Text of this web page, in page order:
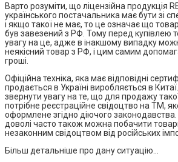
Варто розуміти, що ліцензійна продукція
українського постачальника має бути зі
і якщо такої не має, то це означає що
був завезений з РФ. Тому перед купівлею
увагу на це, адже в інакшому випадку
неякісний товар з РФ, і цим самим
гроші.
Офіційна техніка, яка має відповідні
продається в Україні виробляється в
звернути увагу на те, що для продажу такої
потрібне реєстраційне свідоцтво на ТМ,
оформлене згідно діючого законодавства.
доволі часто також можна побачити
незаконним свідоцтвом від російських
Більш детальніше про дану ситуацію…